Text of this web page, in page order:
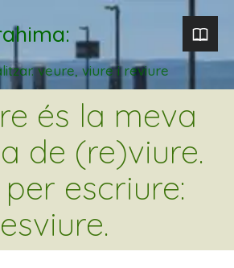
veure, viure i reviure
és la meva
de (re)viure.
escriure:
esviure.